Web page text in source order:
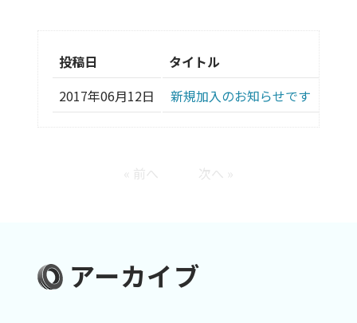
投稿日
タイトル
2017年06月12日
新規加入のお知らせです（２店
« 前へ 次へ »
アーカイブ